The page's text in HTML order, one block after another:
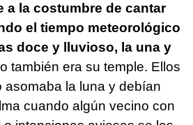
a la costumbre de cantar
el tiempo meteorológico
doce y lluvioso, la una y
también era su temple. Ellos
asomaba la luna y debían
cuando algún vecino con